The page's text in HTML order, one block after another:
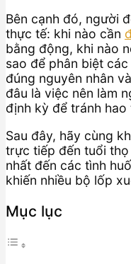
Bên cạnh đó, người
thực tế: khi nào cần
bằng động, khi nào
sao để phân biệt
đúng nguyên nhân
đâu là việc nên làm
định kỳ để tránh
Sau đây, hãy cùng
trực tiếp đến tuổi
nhất đến các tình
khiến nhiều bộ lốp
Mục lục